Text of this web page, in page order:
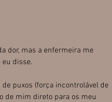
dor, mas a enfermeira me
eu disse.
puxos (força incontrolável de
de mim direto para os meu